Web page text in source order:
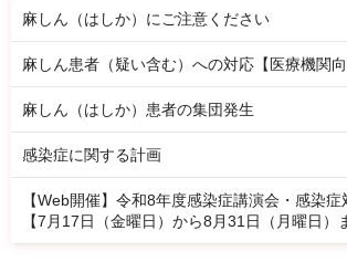
麻しん（はしか）にご注意ください
麻しん患者（疑い含む）への対応【医療機関向
麻しん（はしか）患者の集団発生
感染症に関する計画
【Web開催】令和8年度感染症講演会・感染
【7月17日（金曜日）から8月31日（月曜日）